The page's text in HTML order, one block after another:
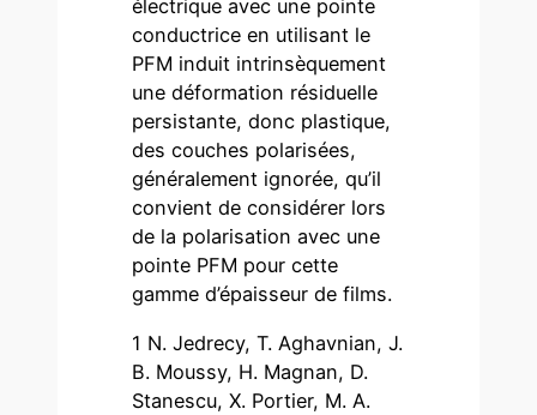
électrique avec une pointe
conductrice en utilisant le
PFM induit intrinsèquement
une déformation résiduelle
persistante, donc plastique,
des couches polarisées,
généralement ignorée, qu’il
convient de considérer lors
de la polarisation avec une
pointe PFM pour cette
gamme d’épaisseur de films.
1 N. Jedrecy, T. Aghavnian, J.
B. Moussy, H. Magnan, D.
Stanescu, X. Portier, M. A.